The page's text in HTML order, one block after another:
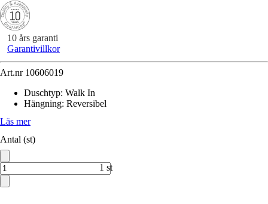
10 års garanti
Garantivillkor
Art.nr 10606019
Duschtyp: Walk In
Hängning: Reversibel
Läs mer
Antal (st)
1 st